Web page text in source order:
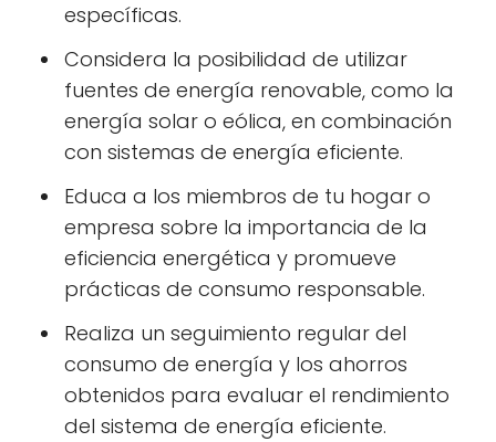
específicas.
Considera la posibilidad de utilizar
fuentes de energía renovable, como la
energía solar o eólica, en combinación
con sistemas de energía eficiente.
Educa a los miembros de tu hogar o
empresa sobre la importancia de la
eficiencia energética y promueve
prácticas de consumo responsable.
Realiza un seguimiento regular del
consumo de energía y los ahorros
obtenidos para evaluar el rendimiento
del sistema de energía eficiente.